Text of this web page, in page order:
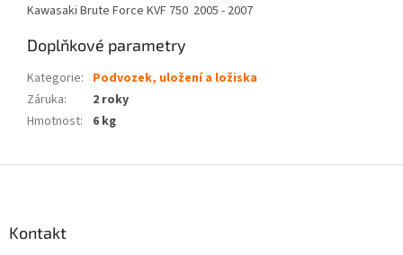
Kawasaki Brute Force KVF 750 2005 - 2007
Doplňkové parametry
Kategorie: Podvozek, uložení a ložiska
Záruka:
2 roky
Hmotnost: 6 kg
Kontakt